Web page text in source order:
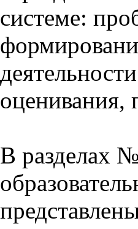
системе:
оценивания,
В разделах